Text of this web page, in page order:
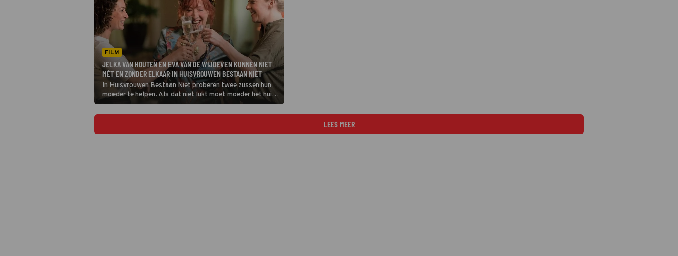
FILM
JELKA VAN HOUTEN EN EVA VAN DE WIJDEVEN KUNNEN NIET
MÉT EN ZONDER ELKAAR IN HUISVROUWEN BESTAAN NIET
In Huisvrouwen Bestaan Niet proberen twee zussen hun
moeder te helpen. Als dat niet lukt moet moeder het huis
verkopen waar de zussen zijn opgegroeid.
LEES MEER